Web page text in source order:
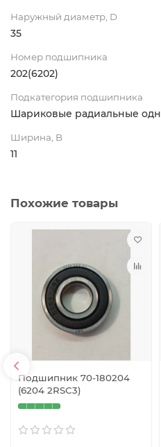
Наружный диаметр, D
35
Номер подшипника
202(6202)
Подкатегория подшипника
Шариковые радиальные
Ширина, B
11
Похожие товары
Подшипник 70-180204
(6204 2RSС3)